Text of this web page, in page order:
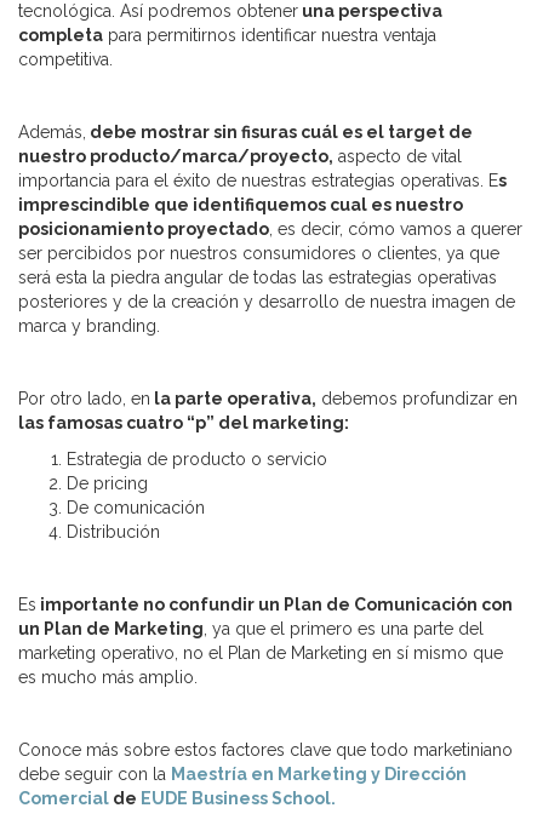
tecnológica. Así podremos obtener una perspectiva
completa para permitirnos identificar nuestra ventaja
competitiva.
Además, debe mostrar sin fisuras cuál es el target de
nuestro producto/marca/proyecto, aspecto de vital
importancia para el éxito de nuestras estrategias operativas. Es
imprescindible que identifiquemos cual es nuestro
posicionamiento proyectado, es decir, cómo vamos a querer
ser percibidos por nuestros consumidores o clientes, ya que
será esta la piedra angular de todas las estrategias operativas
posteriores y de la creación y desarrollo de nuestra imagen de
marca y branding.
Por otro lado, en la parte operativa, debemos profundizar en
las famosas cuatro “p” del marketing:
Estrategia de producto o servicio
De pricing
De comunicación
Distribución
Es importante no confundir un Plan de Comunicación con
un Plan de Marketing, ya que el primero es una parte del
marketing operativo, no el Plan de Marketing en sí mismo que
es mucho más amplio.
Conoce más sobre estos factores clave que todo marketiniano
debe seguir con la Maestría en Marketing y Dirección
Comercial de EUDE Business School.